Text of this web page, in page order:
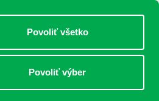
Povoliť všetko
Povoliť výber
DOSPELÍ